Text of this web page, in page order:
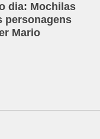
dia: Mochilas
personagens
Mario